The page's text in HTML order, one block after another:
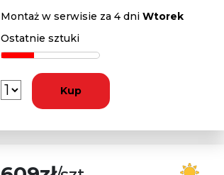
Montaż w serwisie za 4 dni Wtorek
Ostatnie sztuki
Kup